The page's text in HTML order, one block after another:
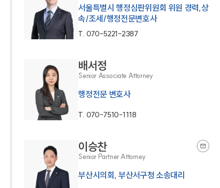
서울특별시 행정심판위원회 위원 경력,상
속/조세/행정전문변호사
T. 070-5221-2387
배서정
Senior Associate Attorney
행정전문 변호사
T. 070-7510-1118
이승찬
Senior Partner Attorney
부산시의회, 부산서구청 소송대리